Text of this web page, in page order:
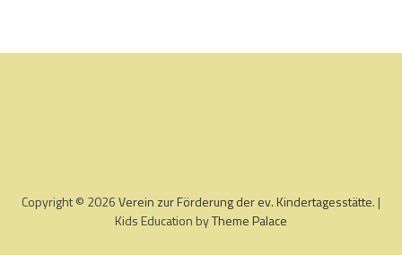
Copyright © 2026Verein zur Förderung der ev. Kindertagesstätte. |
Kids Education byTheme Palace